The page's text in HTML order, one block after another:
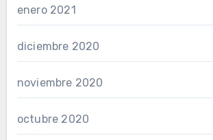
enero 2021
diciembre 2020
noviembre 2020
octubre 2020